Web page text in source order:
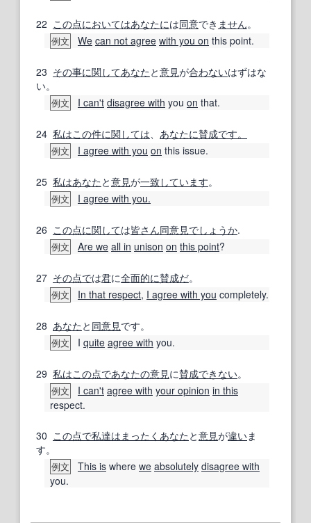
22 この点においてはあなたには同意でき ません。
例文 We can not agree with you on this point.
23 その事に関してあなたと意見が合わないはずはな
い。
例文 I can't disagree with you on that.
24 私はこの件に関しては あなたに賛成です。
例文 I agree with you on this issue.
25 私はあなたと意見が一致しています。
例文 I agree with you.
26 この点に関しては皆さん同意見でしょうか.
例文 Are we all in unison on this point?
27 その点では君に全面的に賛成だ。
例文 In that respect, I agree with you completely.
28 あなたと 同意見です。
例文 I quite agree with you.
29 私はこの点であなたの意見に賛成できない。
例文 I can't agree with your opinion in this
respect.
30 この点で私達は まったく あなたと意見が違いま
す。
例文 This is where we absolutely disagree with
you.